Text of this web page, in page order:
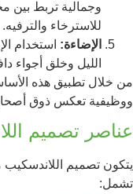
وجمالية تربط بين
للاسترخاء والترفيه.
الإضاءة: استخدام
الليل وخلق أجواء
من خلال تطبيق هذه
ووظيفية تعكس ذوق
عناصر تصميم
يتكون تصميم
تشمل: